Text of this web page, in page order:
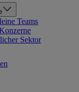
Teams
Sektor